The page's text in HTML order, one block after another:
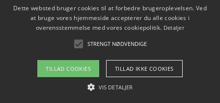
Sådan lærer du miljørigtig kørsel hos en køreskole i
Gentofte
Copyright 2026 - Pilanto Aps
Om / kontakt
Dette websted bruger cookies til at forbedre brugeroplevelsen. Ved
at bruge vores hjemmeside accepterer du alle cookies i
overensstemmelse med vores cookiepolitik. Detaljer
STRENGT NØDVENDIGE
TILLAD COOKIES TILLAD IKKE COOKIES
VIS DETALJER